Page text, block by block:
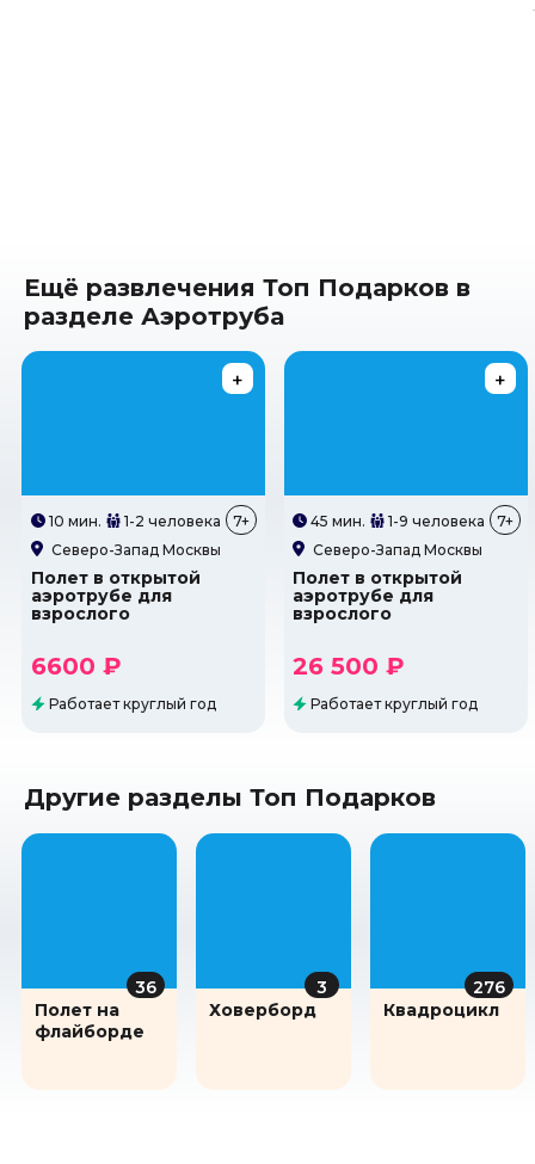
Ещё развлечения Топ Подарков в
разделе Аэротруба
10 мин. 1-2 человека
7+
Северо-Запад Москвы
Полет в открытой
аэротрубе для
взрослого
6600 ₽
Работает круглый год
45 мин. 1-9 человека
7+
Северо-Запад Москвы
Полет в открытой
аэротрубе для
взрослого
26 500 ₽
Работает круглый год
Другие разделы Топ Подарков
36
Полет на
флайборде
3
Ховерборд
276
Квадроцикл